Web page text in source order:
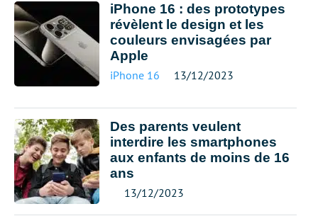
iPhone 16 : des prototypes
révèlent le design et les
couleurs envisagées par
Apple
iPhone 16 13/12/2023
Des parents veulent
interdire les smartphones
aux enfants de moins de 16
ans
13/12/2023